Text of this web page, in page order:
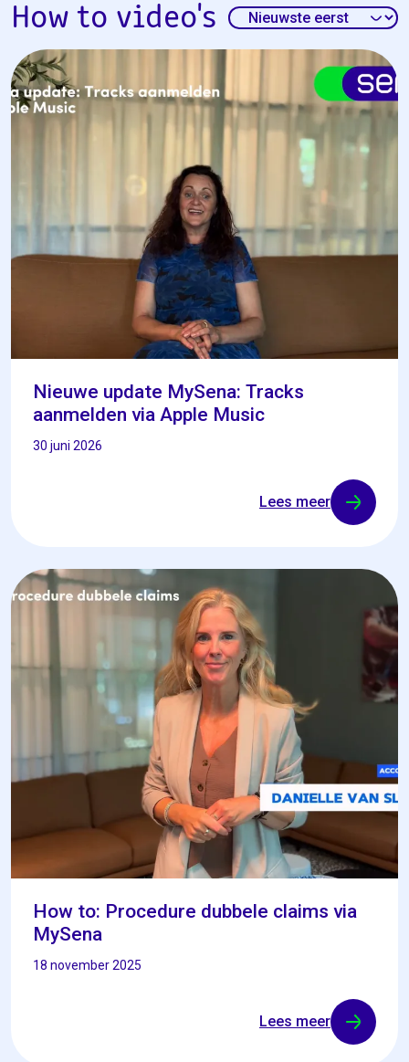
How to video's
Nieuwe update MySena: Tracks
aanmelden via Apple Music
30 juni 2026
Lees meer
How to: Procedure dubbele claims via
MySena
18 november 2025
Lees meer